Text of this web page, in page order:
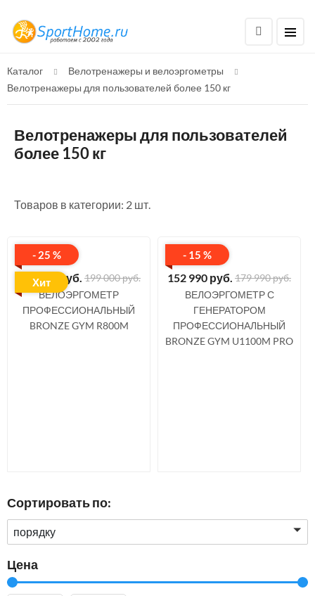
Каталог
Велотренажеры и велоэргометры
Велотренажеры для пользователей более 150 кг
Сортировать по:
порядку
Цена
Велотренажеры для пользователей
более 150 кг
Товаров в категории: 2 шт.
- 25 %
Хит
149 990 руб. 199 000 руб.
ВЕЛОЭРГОМЕТР
ПРОФЕССИОНАЛЬНЫЙ
BRONZE GYM R800M
- 15 %
152 990 руб. 179 990 руб.
ВЕЛОЭРГОМЕТР С
ГЕНЕРАТОРОМ
ПРОФЕССИОНАЛЬНЫЙ
BRONZE GYM U1100M PRO